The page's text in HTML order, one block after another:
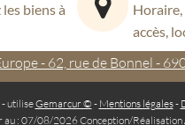
biens à
Horaire,
accès,
- 62, rue de Bonnel -
- utiliseGemarcur © - Mentions légales-
au : 07/08/2026 Conception/Réalisation